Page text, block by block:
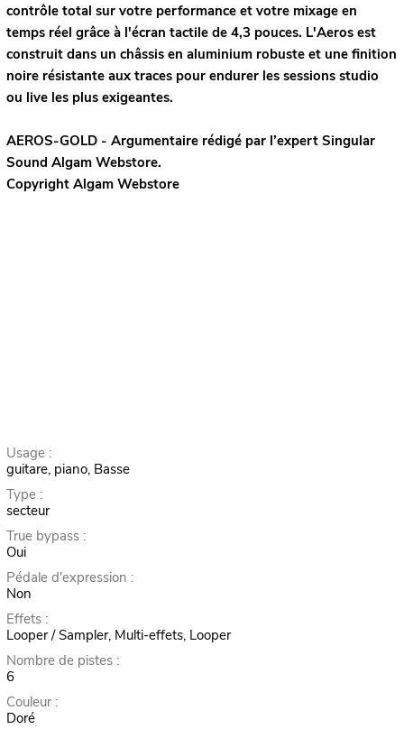
contrôle total sur votre performance et votre mixage en
temps réel grâce à l'écran tactile de 4,3 pouces. L'Aeros est
construit dans un châssis en aluminium robuste et une finition
noire résistante aux traces pour endurer les sessions studio
ou live les plus exigeantes.
AEROS-GOLD - Argumentaire rédigé par l’expert Singular
Sound Algam Webstore.
Copyright Algam Webstore
Usage :
guitare, piano, Basse
Type :
secteur
True bypass :
Oui
Pédale d'expression :
Non
Effets :
Looper / Sampler, Multi-effets, Looper
Nombre de pistes :
6
Couleur :
Doré